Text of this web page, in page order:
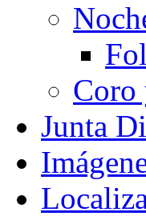
Coro
Junta